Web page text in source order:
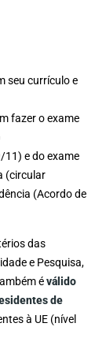
seu currículo e
fazer o exame
11) e do exame
(circular
(Acordo de
das
e Pesquisa,
éválido
de
à UE (nível